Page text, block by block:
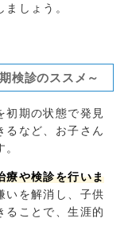
しょう。
検診のススメ～
初期の状態で発見
るなど、お子さん
療や検診を行いま
いを解消し、子供
ることで、生涯的